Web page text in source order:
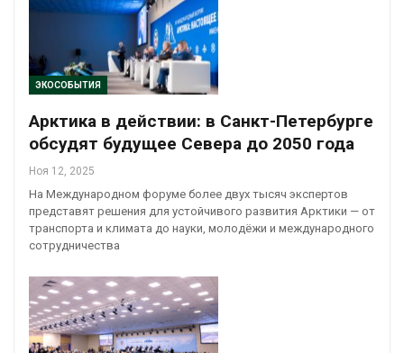
ЭКОСОБЫТИЯ
Арктика в действии: в Санкт-Петербурге
обсудят будущее Севера до 2050 года
Ноя 12, 2025
На Международном форуме более двух тысяч экспертов
представят решения для устойчивого развития Арктики — от
транспорта и климата до науки, молодёжи и международного
сотрудничества